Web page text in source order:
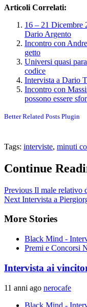
Articoli Correlati:
16 – 21 Dicembre
Dario Argento
Incontro con
getto
Universi quasi
codice
Intervista a Dario
Incontro con
possono essere
Better Related Posts Plugin
Tags: interviste, minuti
Continue
Previous Il male relativo
Next Intervista a
More Stories
Black Mind -
Premi e Concorsi
Intervista ai
11 anni ago nerocafe
Black Mind -